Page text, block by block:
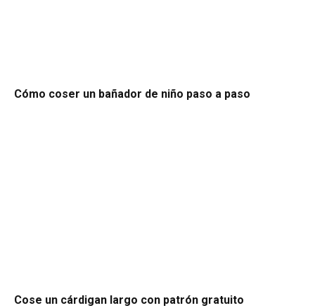
Cómo coser un bañador de niño paso a paso
Cose un cárdigan largo con patrón gratuito